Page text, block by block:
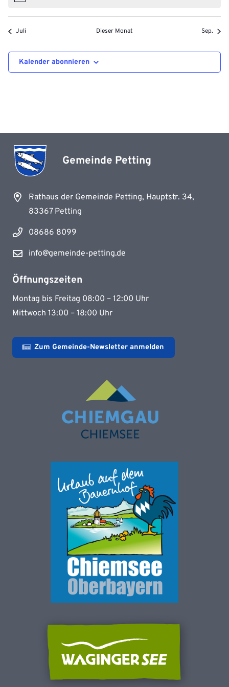
Juli Dieser Monat Sep.
Kalender abonnieren
Gemeinde Petting
Rathaus der Gemeinde Petting, Hauptstr. 34,
83367 Petting
08686 8099
info@gemeinde-petting.de
Öffnungszeiten
Montag bis Freitag 08:00 – 12:00 Uhr
Mittwoch 13:00 – 18:00 Uhr
Zum Gemeinde-Newsletter anmelden